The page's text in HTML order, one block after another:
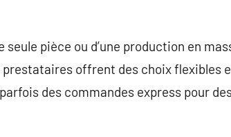
seule pièce ou d’une production en
prestataires offrent des choix flexibles
des commandes express pour